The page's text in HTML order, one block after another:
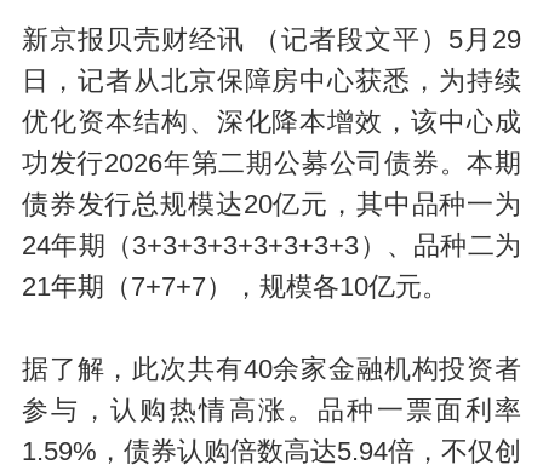
新京报贝壳财经讯 （记者段文平）5月29
日，记者从北京保障房中心获悉，为持续
优化资本结构、深化降本增效，该中心成
功发行2026年第二期公募公司债券。本期
债券发行总规模达20亿元，其中品种一为
24年期（3+3+3+3+3+3+3+3）、品种二为
21年期（7+7+7），规模各10亿元。
据了解，此次共有40余家金融机构投资者
参与，认购热情高涨。品种一票面利率
1.59%，债券认购倍数高达5.94倍，不仅创